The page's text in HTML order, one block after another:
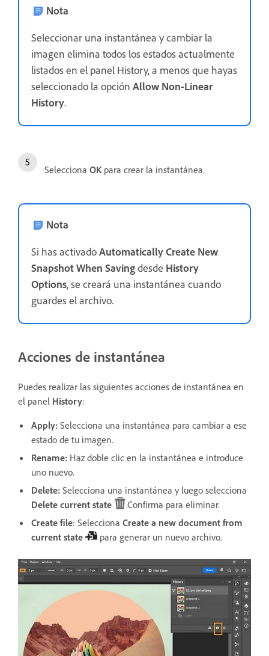
Nota
Seleccionar una instantánea y cambiar la
imagen elimina todos los estados actualmente
listados en el panel History, a menos que hayas
seleccionado la opción Allow Non-Linear
History.
Selecciona OK para crear la instantánea.
Nota
Si has activadoAutomatically Create New
Snapshot When Savingdesde History
Options, se creará una instantánea cuando
guardes el archivo.
Acciones de instantánea
Puedes realizar las siguientes acciones de instantánea en
el panel History:
Apply: Selecciona una instantánea para cambiar a ese
estado de tu imagen.
Rename: Haz doble clic en la instantánea e introduce
uno nuevo.
Delete: Selecciona una instantánea y luego selecciona
Delete current state
.Confirma para eliminar.
Create file: Selecciona Create a new document from
current state
para generar un nuevo archivo.